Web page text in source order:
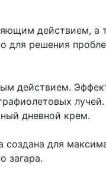
действием, а
для решения
действием.
лучей.
дневной крем.
для
загара.